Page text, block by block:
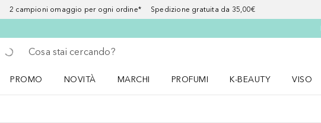
2 campioni omaggio per ogni ordine* Spedizione gratuita da 35,00€
Torna indietro
Esegui ricerca
PROMO
NOVITÀ
MARCHI
PROFUMI
K-BEAUTY
VISO